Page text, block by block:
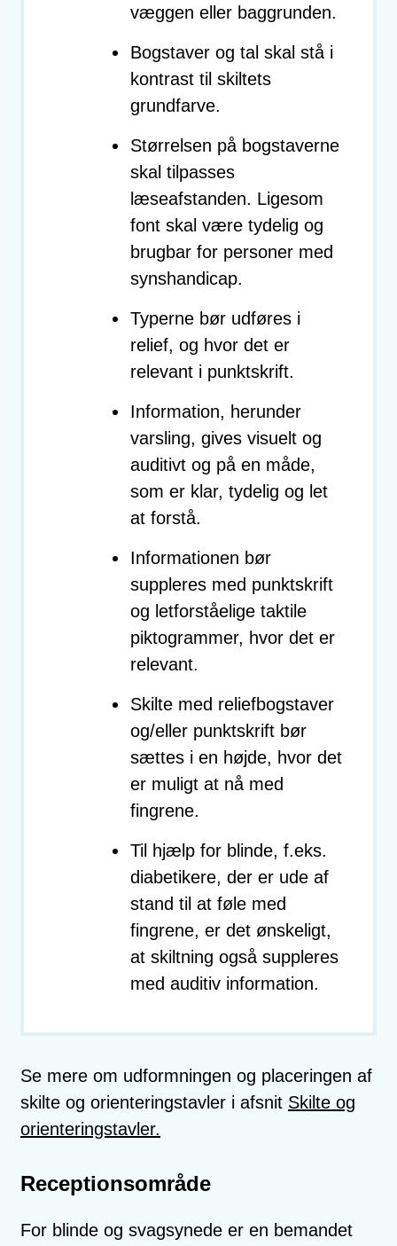
væggen eller baggrunden.
Bogstaver og tal skal stå i
kontrast til skiltets
grundfarve.
Størrelsen på bogstaverne
skal tilpasses
læseafstanden. Ligesom
font skal være tydelig og
brugbar for personer med
synshandicap.
Typerne bør udføres i
relief, og hvor det er
relevant i punktskrift.
Information, herunder
varsling, gives visuelt og
auditivt og på en måde,
som er klar, tydelig og let
at forstå.
Informationen bør
suppleres med punktskrift
og letforståelige taktile
piktogrammer, hvor det er
relevant.
Skilte med reliefbogstaver
og/eller punktskrift bør
sættes i en højde, hvor det
er muligt at nå med
fingrene.
Til hjælp for blinde, f.eks.
diabetikere, der er ude af
stand til at føle med
fingrene, er det ønskeligt,
at skiltning også suppleres
med auditiv information.
Se mere om udformningen og placeringen af
skilte og orienteringstavler i afsnit Skilte og
orienteringstavler.
Receptionsområde
For blinde og svagsynede er en bemandet